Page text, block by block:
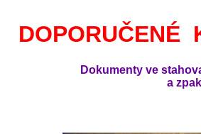
DOPORUČENÉ
Dokumenty ve
a